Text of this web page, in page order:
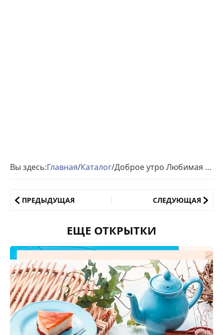
Вы здесь:Главная/Каталог/ Доброе утро Любимая картинки
ПРЕДЫДУЩАЯ СЛЕДУЮЩАЯ
ЕЩЕ ОТКРЫТКИ